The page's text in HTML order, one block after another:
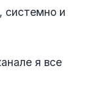
системно и
я все